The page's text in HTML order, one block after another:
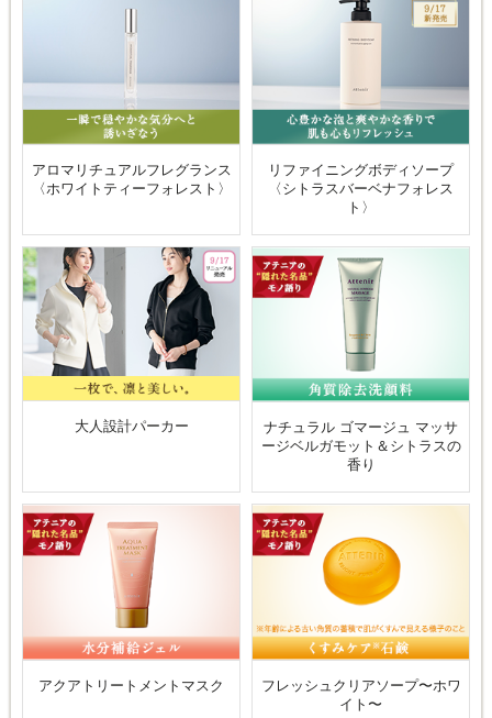
アロマリチュアルフレグランス
〈ホワイトティーフォレスト〉
リファイニングボディソープ
〈シトラスバーベナフォレス
ト〉
大人設計パーカー
ナチュラル ゴマージュ マッサ
ージベルガモット＆シトラスの
香り
アクアトリートメントマスク
フレッシュクリアソープ〜ホワ
イト〜